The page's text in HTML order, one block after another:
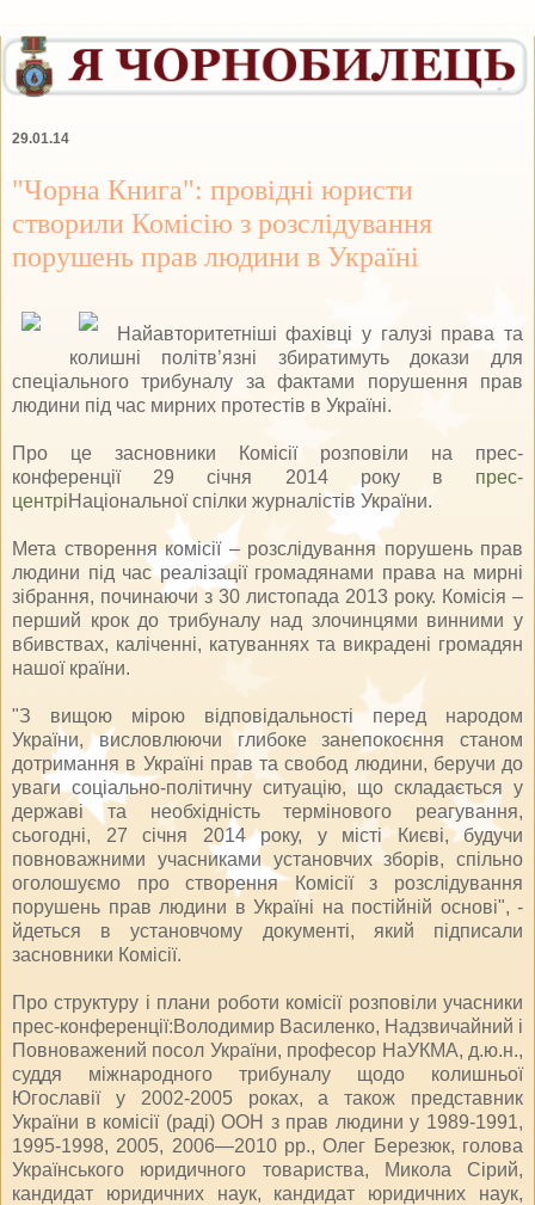
29.01.14
"Чорна Книга": провідні юристи
створили Комісію з розслідування
порушень прав людини в Україні
Найавторитетніші фахівці у галузі права та
колишні політв’язні збиратимуть докази для
cпеціального трибуналу за фактами порушення прав
людини під час мирних протестів в Україні.
Про це засновники Комісії розповіли на прес-
конференції 29 січня 2014 року в прес-
центріНаціональної спілки журналістів України.
Мета створення комісії – розслідування порушень прав
людини під час реалізації громадянами права на мирні
зібрання, починаючи з 30 листопада 2013 року. Комісія –
перший крок до трибуналу над злочинцями винними у
вбивствах, каліченні, катуваннях та викрадені громадян
нашої країни.
"З вищою мірою відповідальності перед народом
України, висловлюючи глибоке занепокоєння станом
дотримання в Україні прав та свобод людини, беручи до
уваги соціально-політичну ситуацію, що складається у
державі та необхідність термінового реагування,
сьогодні, 27 січня 2014 року, у місті Києві, будучи
повноважними учасниками установчих зборів, спільно
оголошуємо про створення Комісії з розслідування
порушень прав людини в Україні на постійній основі", -
йдеться в установчому документі, який підписали
засновники Комісії.
Про структуру і плани роботи комісії розповіли учасники
прес-конференції:Володимир Василенко, Надзвичайний і
Повноважений посол України, професор НаУКМА, д.ю.н.,
суддя міжнародного трибуналу щодо колишньої
Югославії у 2002-2005 роках, а також представник
України в комісії (раді) ООН з прав людини у 1989-1991,
1995-1998, 2005, 2006—2010 рр., Олег Березюк, голова
Українського юридичного товариства, Микола Сірий,
кандидат юридичних наук, кандидат юридичних наук,